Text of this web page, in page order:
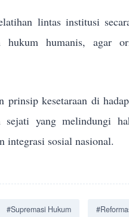
lintas institusi
hukum humanis, agar
prinsip kesetaraan di
sejati yang melindungi
integrasi sosial nasional.
#Supremasi Hukum